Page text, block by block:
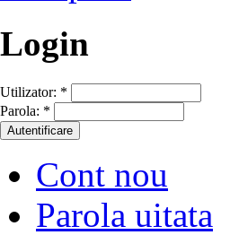
Login
Utilizator: *
Parola: *
Cont nou
Parola uitata